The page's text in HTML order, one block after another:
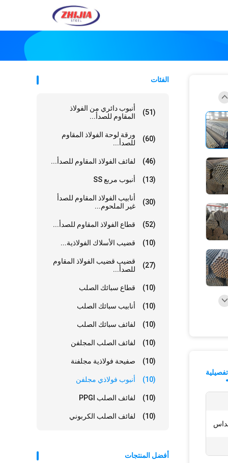
الفئات
أنبوب دائري من الفولاذ
المقاوم للصدأ...
(51)
ورقة لوحة الفولاذ المقاوم
للصدأ...
(60)
لفائف الفولاذ المقاوم للصدأ... (46)
أنبوب مربع SS (13)
أنابيب الفولاذ المقاوم للصدأ
غير الملحوم...
(30)
قطاع الفولاذ المقاوم للصدأ... (52)
قضيب الأسلاك الفولاذية... (10)
قضيب قضيب الفولاذ المقاوم
للصدأ...
(27)
قطاع سبائك الصلب (10)
أنابيب سبائك الصلب (10)
لفائف سبائك الصلب (10)
لفائف الصلب المجلفن (10)
صفيحة فولاذية مجلفنة (10)
أنبوب فولاذي مجلفن (10)
لفائف الصلب PPGI (10)
لفائف الصلب الكربوني (10)
أفضل المنتجات